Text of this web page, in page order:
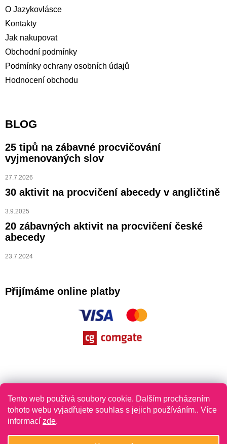
Tento web používá soubory cookie. Dalším procházením
tohoto webu vyjadřujete souhlas s jejich používáním.. Více
informací zde.
O Jazykovlásce
Kontakty
Jak nakupovat
Obchodní podmínky
Podmínky ochrany osobních údajů
Hodnocení obchodu
BLOG
25 tipů na zábavné procvičování
vyjmenovaných slov
27.7.2026
30 aktivit na procvičení abecedy v angličtině
3.9.2025
20 zábavných aktivit na procvičení české
abecedy
23.7.2024
Přijímáme online platby
Vytvořil Shoptet